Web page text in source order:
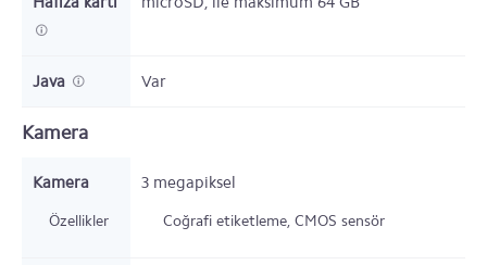
Java Var
Kamera
Kamera 3 megapiksel
Özellikler Coğrafi etiketleme, CMOS sensör